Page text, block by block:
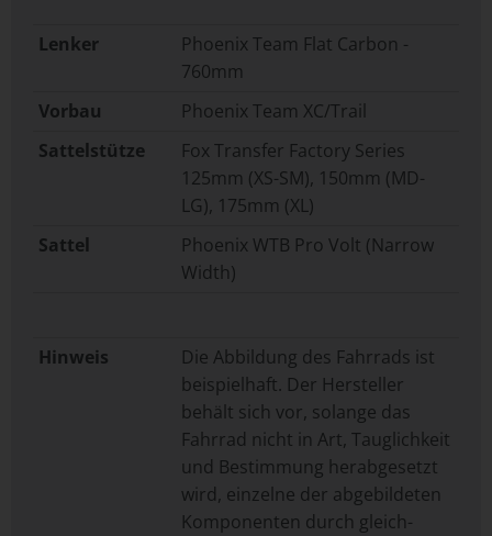
Lenker
Phoenix Team Flat Carbon -
760mm
Vorbau
Phoenix Team XC/Trail
Sattelstütze
Fox Transfer Factory Series
125mm (XS-SM), 150mm (MD-
LG), 175mm (XL)
Sattel
Phoenix WTB Pro Volt (Narrow
Width)
Hinweis
Die Abbildung des Fahrrads ist
beispielhaft. Der Hersteller
behält sich vor, solange das
Fahrrad nicht in Art, Tauglichkeit
und Bestimmung herabgesetzt
wird, einzelne der abgebildeten
Komponenten durch gleich-